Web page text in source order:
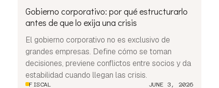
Gobierno corporativo: por qué estructurarlo
antes de que lo exija una crisis
El gobierno corporativo no es exclusivo de
grandes empresas. Define cómo se toman
decisiones, previene conflictos entre socios y da
estabilidad cuando llegan las crisis.
FISCAL JUNE 3, 2026